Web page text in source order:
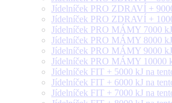
Jídelníček PRO ZDRAVÍ +
Jídelníček PRO ZDRAVÍ +
Jídelníček PRO MÁMY 7000
Jídelníček PRO MÁMY 8000
Jídelníček PRO MÁMY 9000
Jídelníček PRO MÁMY 10000
Jídelníček FIT + 5000 kJ na
Jídelníček FIT + 6000 kJ na
Jídelníček FIT + 7000 kJ na